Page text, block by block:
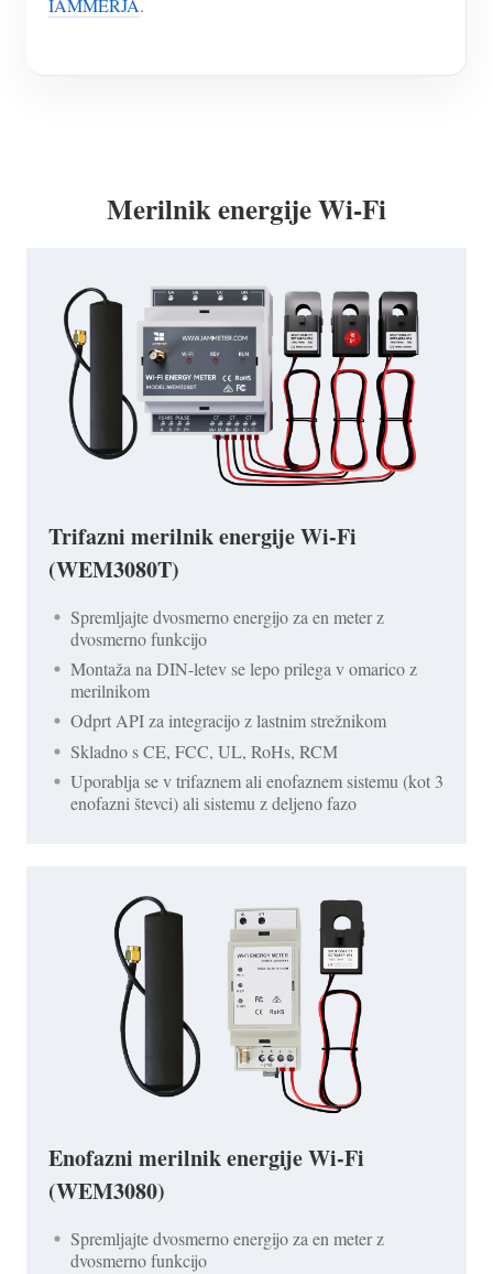
IAMMERJA.
Merilnik energije Wi-Fi
Trifazni merilnik energije Wi-Fi
(WEM3080T)
Spremljajte dvosmerno energijo za en meter z
dvosmerno funkcijo
Montaža na DIN-letev se lepo prilega v omarico z
merilnikom
Odprt API za integracijo z lastnim strežnikom
Skladno s CE, FCC, UL, RoHs, RCM
Uporablja se v trifaznem ali enofaznem sistemu (kot 3
enofazni števci) ali sistemu z deljeno fazo
Enofazni merilnik energije Wi-Fi
(WEM3080)
Spremljajte dvosmerno energijo za en meter z
dvosmerno funkcijo